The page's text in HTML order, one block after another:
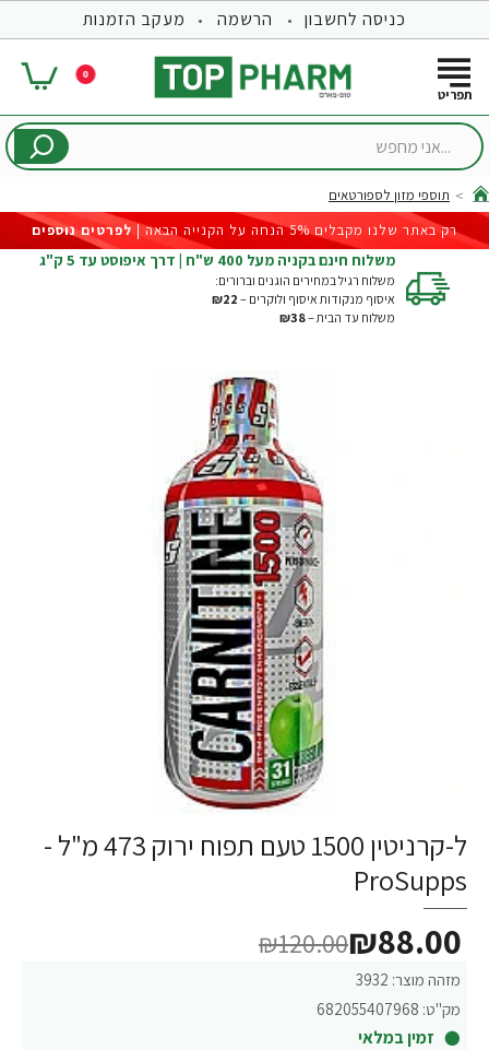
כניסה לחשבון הרשמה מעקב הזמנות
0
...אני
home
תוספי מזון לספורטאים
רק באתר שלנו מקבלים 5% הנחה על הקנייה הבאה |
לפרטים נוספים
משלוח חינם בקניה מעל 400 ש"ח | דרך איפוסט עד 5 ק"ג
משלוח רגיל במחירים הוגנים וברורים:
איסוף מנקודות איסוף ולוקרים – ₪22
משלוח עד הבית –₪38
ל-קרניטין 1500 טעם תפוח ירוק 473 מ"ל -
ProSupps
מזהה מוצר: 3932
מק"ט: 682055407968
זמין במלאי
₪88.00
₪120.00